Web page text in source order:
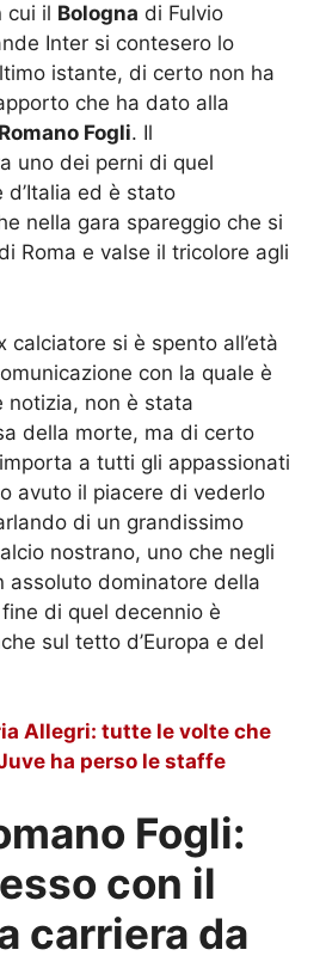
cui il Bologna di Fulvio
Inter si contesero lo
istante, di certo non ha
che ha dato alla
Romano Fogli. Il
uno dei perni di quel
d’Italia ed è stato
nella gara spareggio che si
Roma e valse il tricolore agli
calciatore si è spento all’età
con la quale è
non è stata
della morte, ma di certo
a tutti gli appassionati
avuto il piacere di vederlo
di un grandissimo
nostrano, uno che negli
assoluto dominatore della
di quel decennio è
sul tetto d’Europa e del
Allegri: tutte le volte che
ha perso le staffe
Fogli:
con il
carriera da